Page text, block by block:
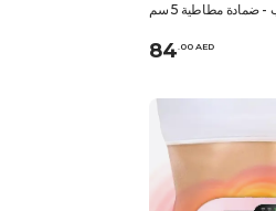
مطاطية 5 سم
84.00 AED